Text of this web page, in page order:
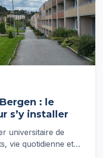
: le
s’y installer
universitaire de
vie quotidienne et